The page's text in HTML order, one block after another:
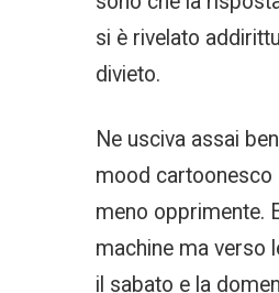
si è rivelato
divieto.
Ne usciva assai
mood cartoonesco
meno opprimente.
machine ma verso
il sabato e la